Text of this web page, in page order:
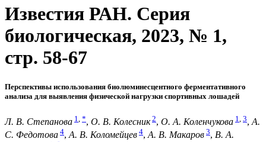
Известия РАН. Серия
биологическая, 2023, № 1,
стр. 58-67
Перспективы использования биолюминесцентного ферментативного
анализа для выявления физической нагрузки спортивных лошадей
Л. В. Степанова 1 *, О. В. Колесник 2, О. А. Коленчукова 1 3, А.
С. Федотова 4,А. В. Коломейцев 4,А. В. Макаров 3, В. А.